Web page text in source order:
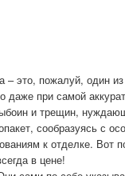
– это, пожалуй, один
при самой
и трещин,
сообразуясь с
к отделке. Вот
в цене!